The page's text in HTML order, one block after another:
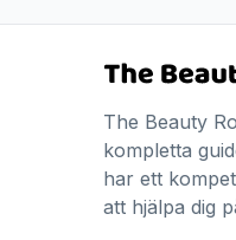
The Beauty
kompletta
har ett
att hjälpa dig